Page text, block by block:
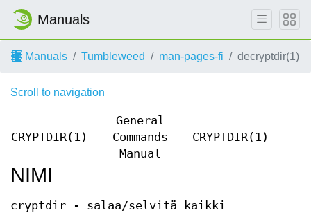
Manuals
Manuals Tumbleweed man-pages-fi decryptdir(1)
Scroll to navigation
CRYPTDIR(1)
General
Commands
Manual
CRYPTDIR(1)
NIMI
cryptdir - salaa/selvitä kaikki